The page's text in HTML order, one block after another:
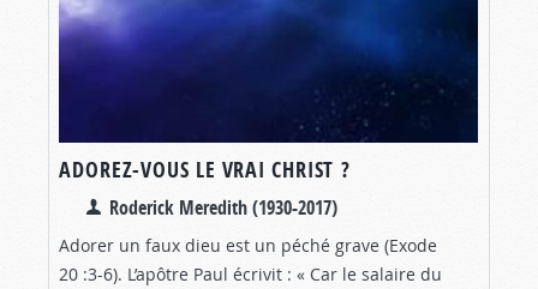
ADOREZ-VOUS LE VRAI CHRIST ?
Roderick Meredith (1930-2017)
Adorer un faux dieu est un péché grave (Exode
20 :3-6). L’apôtre Paul écrivit : « Car le salaire du